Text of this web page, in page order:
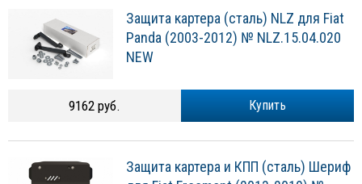
Защита картера (сталь) NLZ для Fiat
Panda (2003-2012) № NLZ.15.04.020
NEW
Купить
9162 руб.
Защита картера и КПП (сталь) Шериф